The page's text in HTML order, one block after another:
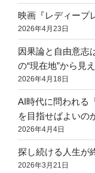
映画『レディープ
2026年4月23日
因果論と自由意
の“現在地”から見
2026年4月18日
AI時代に問われる
を目指せばよいの
2026年4月4日
探し続ける人生が
2026年3月21日